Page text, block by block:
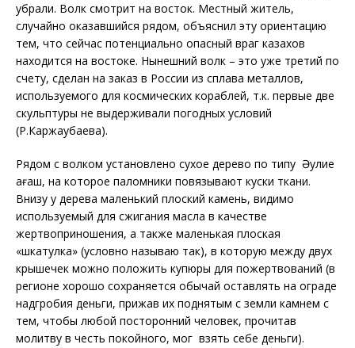
убрали. Волк смотрит на восток. Местный житель,
случайно оказавшийся рядом, объяснил эту ориентацию
тем, что сейчас потенциально опасный враг казахов
находится на востоке. Нынешний волк – это уже третий по
счету, сделан на заказ в России из сплава металлов,
используемого для космических кораблей, т.к. первые две
скульптуры не выдерживали погодных условий
(Р.Каржаубаева).
Рядом с волком установлено сухое дерево по типу Әулие
ағаш, на которое паломники повязывают куски ткани.
Внизу у дерева маленький плоский камень, видимо
используемый для сжигания масла в качестве
жертвоприношения, а также маленькая плоская
«шкатулка» (условно называю так), в которую между двух
крышечек можно положить купюры для пожертвований (в
регионе хорошо сохраняется обычай оставлять на ограде
надгробия деньги, прижав их поднятым с земли камнем с
тем, чтобы любой посторонний человек, прочитав
молитву в честь покойного, мог взять себе деньги).